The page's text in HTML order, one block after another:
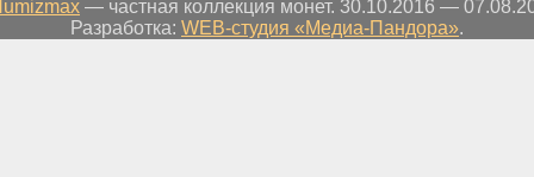
— частная коллекция монет. 30.10.2016 —
Разработка: WEB-студия «Медиа-Пандора».